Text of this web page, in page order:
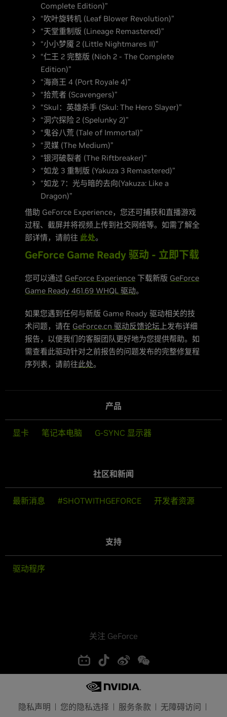
Complete Edition)”
“吹叶旋转机 (Leaf Blower Revolution)”
“天堂重制版 (Lineage Remastered)”
“小小梦魇 2 (Little Nightmares II)”
“仁王 2 完整版 (Nioh 2 - The Complete
Edition)”
“海商王 4 (Port Royale 4)”
“拾荒者 (Scavengers)”
“Skul：英雄杀手 (Skul: The Hero Slayer)”
“洞穴探险 2 (Spelunky 2)”
“鬼谷八荒 (Tale of Immortal)”
“灵媒 (The Medium)”
“银河破裂者 (The Riftbreaker)”
“如龙 3 重制版 (Yakuza 3 Remastered)”
“如龙 7：光与暗的去向(Yakuza: Like a
Dragon)”
借助 GeForce Experience，您还可捕获和直播游戏
过程、截屏并将视频上传到社交网络等。如需了解全
部详情，请前往 此处。
GeForce Game Ready 驱动 - 立即下载
您可以通过 GeForce Experience 下载新版 GeForce
Game Ready 461.69 WHQL 驱动。
如果您遇到任何与新版 Game Ready 驱动相关的技
术问题，请在 GeForce.cn 驱动反馈论坛 上发布详细
报告，以便我们的客服团队更好地为您提供帮助。如
需查看此驱动针对之前报告的问题发布的完整修复程
序列表，请前往此处。
产品
显卡 笔记本电脑 G-SYNC 显示器
社区和新闻
最新消息 #SHOTWITHGEFORCE 开发者资源
支持
驱动程序
关注 GeForce
隐私声明 您的隐私选择 服务条款
无障碍访问